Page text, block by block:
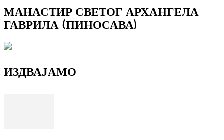
МАНАСТИР СВЕТОГ АРХАНГЕЛА
ГАВРИЛА (ПИНОСАВА)
ИЗДВАЈАМО